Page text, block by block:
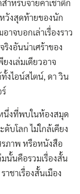
ำหรับจ่ายค่าเช่าตึก
วังสุดท้ายของนัก
าจบอกเล่าเรื่องราว
งอันน่าเศร้าของ
งเล่มเดียวอาจ
งไอน์สไตน์, ดา วิน
ร์
นึ่งที่พบในห้องสมุด
บโลก ไม่ใกล้เคียง
ภาพ หรือหนังสือ
นั้นคือรวมเรื่องสั้น
ชาเรื่องสั้นเมือง